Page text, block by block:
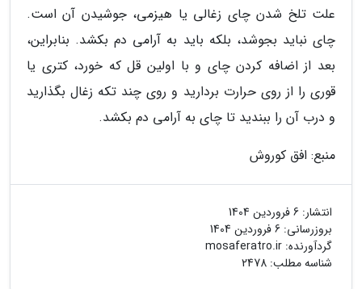
علت تلخ شدن چای زغالی یا هیزمی، جوشیدن آن است.
چای نباید بجوشد، بلکه باید به آرامی دم بکشد. بنابراین،
بعد از اضافه کردن چای و با اولین قل که خورد، کتری یا
قوری را از روی حرارت بردارید و روی چند تکه زغال بگذارید
و درب آن را ببندید تا چای به آرامی دم بکشد.
منبع: افق کوروش
انتشار: 6 فروردین 1404
بروزرسانی: 6 فروردین 1404
گردآورنده: mosaferatro.ir
شناسه مطلب: 2478